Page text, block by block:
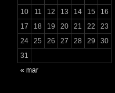
10
11 12 13 14 15
16
17
18 19 20 21 22
23
24
25 26 27 28 29
30
31
« mar